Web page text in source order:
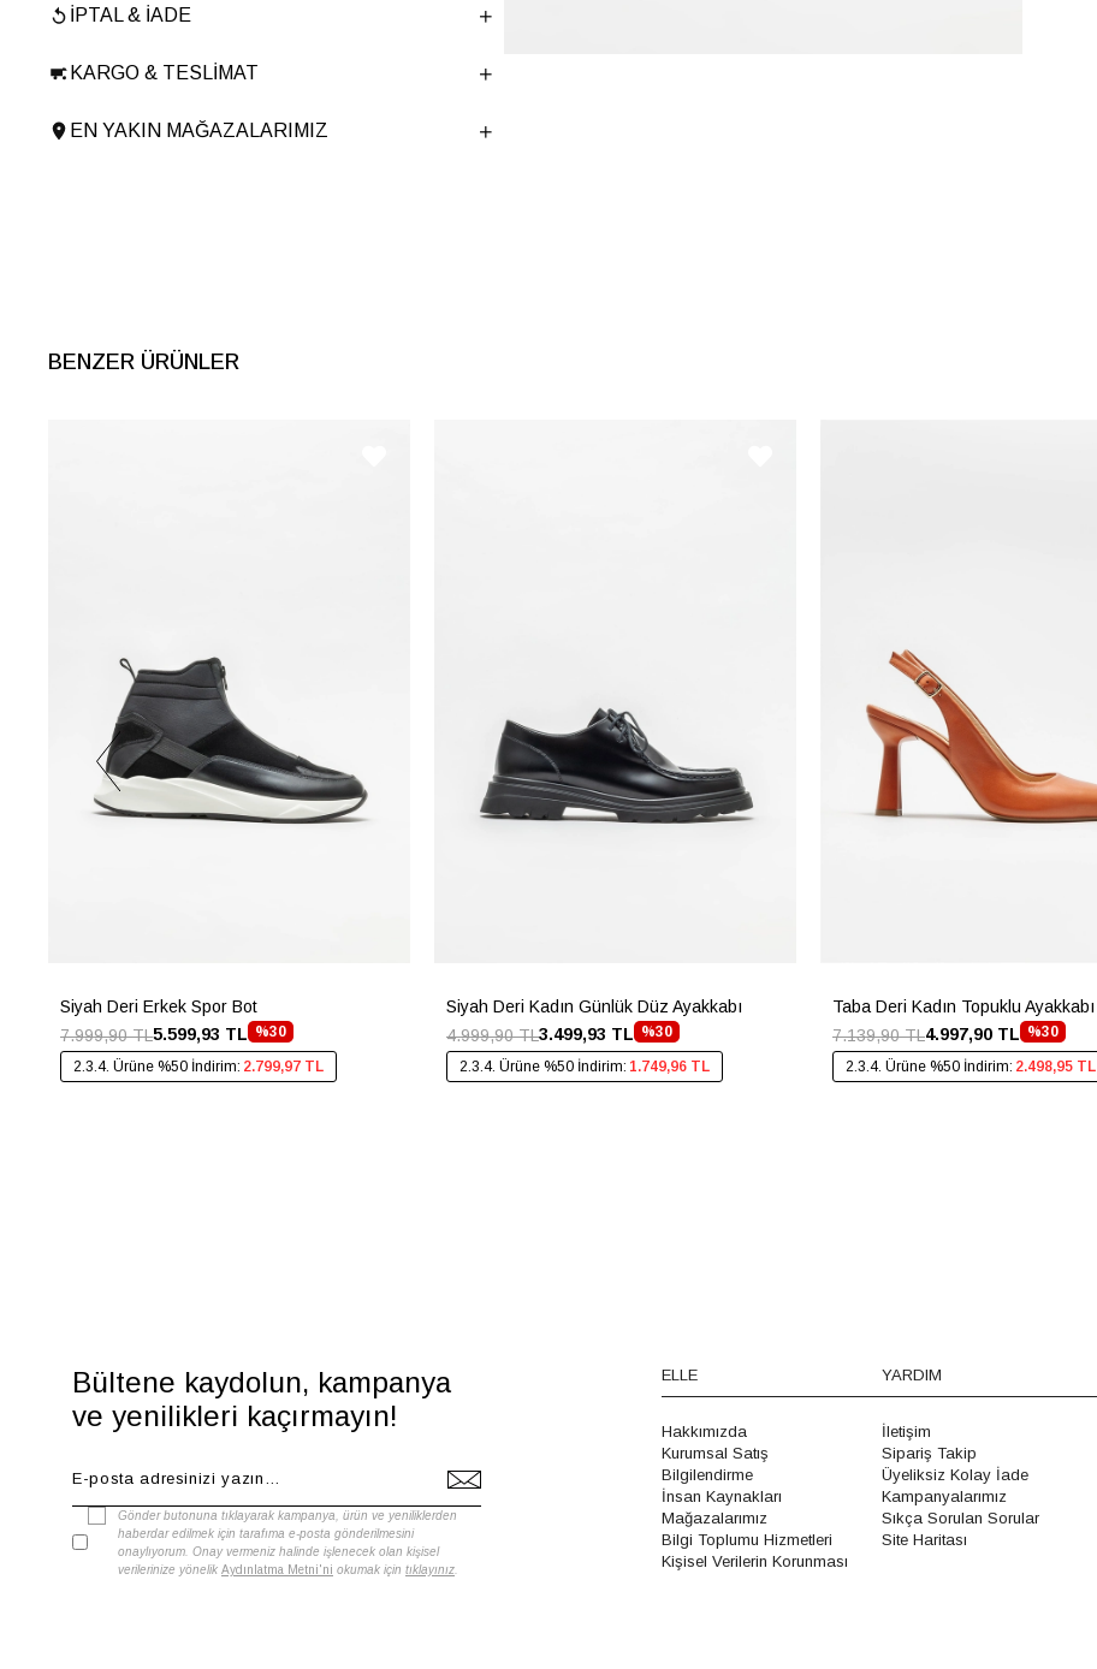
Topuk Boyu
4,5 cm
Ürün Cinsi
Klasik Orta Topuk
Menşei
İPTAL & İADE
KARGO & TESLIMAT
EN YAKIN MAĞAZALARIMIZ
BENZER ÜRÜNLER
Siyah Deri Erkek Spor Bot
%30
5.599,93 TL
7.999,90 TL
2.3.4. Ürüne %50 İndirim: 2.799,97 TL
Siyah Deri Kadın Günlük Düz Ayakkabı
%30
3.499,93 TL
4.999,90 TL
2.3.4. Ürüne %50 İndirim: 1.749,96 TL
Taba Deri Kadın Topuklu Ayakkabı
%30
4.997,90 TL
7.139,90 TL
2.3.4. Ürüne %50 İndirim: 2.498,95 TL
Bültene kaydolun, kampanya
ve yenilikleri kaçırmayın!
Gönder butonuna tıklayarak kampanya, ürün ve yeniliklerden
haberdar edilmek için tarafıma e-posta gönderilmesini
onaylıyorum. Onay vermeniz halinde işlenecek olan kişisel
verilerinize yönelik Aydınlatma Metni'ni okumak için tıklayınız
ELLE
Hakkımızda
Kurumsal Satış
Bilgilendirme
İnsan Kaynakları
Mağazalarımız
Bilgi Toplumu Hizmetleri
Kişisel Verilerin Korunması
YARDIM
İletişim
Sipariş Takip
Üyeliksiz Kolay İade
Kampanyalarımız
Sıkça Sorulan Sorular
Site Haritası